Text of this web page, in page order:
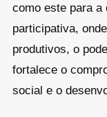
como este para a
participativa,
produtivos, o
fortalece o
social e o